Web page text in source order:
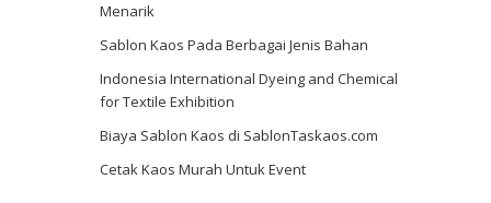
Menarik
Sablon Kaos Pada Berbagai Jenis Bahan
Indonesia International Dyeing and Chemical
for Textile Exhibition
Biaya Sablon Kaos di SablonTaskaos.com
Cetak Kaos Murah Untuk Event